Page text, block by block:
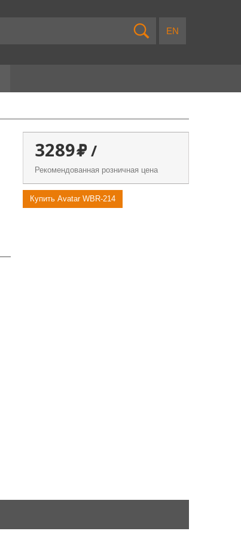
3289 /
Рекомендованная розничная цена
Купить Avatar WBR-214